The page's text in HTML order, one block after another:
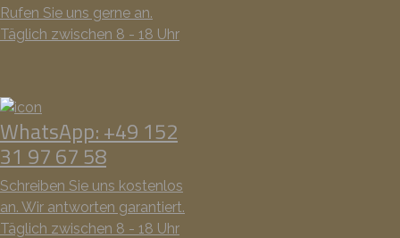
Rufen Sie uns gerne an.
Täglich zwischen 8 - 18 Uhr
WhatsApp: +49 152
31 97 67 58
Schreiben Sie uns kostenlos
an. Wir antworten garantiert.
Täglich zwischen 8 - 18 Uhr